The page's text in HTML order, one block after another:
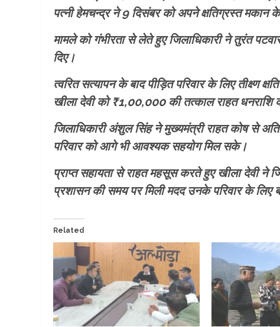
पत्नी हेमचन्द्र ने 9 दिसंबर को अपने क्षतिग्रस्त मकान के
मामले को गंभीरता से लेते हुए जिलाधिकारी ने तुरंत
दिए।
त्वरित सत्यापन के बाद पीड़ित परिवार के लिए तीक्ष्ण
खीला देवी को ₹1,00,000 की तत्काल राहत धनराशि
जिलाधिकारी अंशुल सिंह ने मुख्यमंत्री राहत कोष से
परिवार को आगे भी आवश्यक सहयोग मिल सके।
प्राप्त सहायता से राहत महसूस करते हुए खीला देवी ने
प्रशासन की समय पर मिली मदद उनके परिवार के लिए
Related